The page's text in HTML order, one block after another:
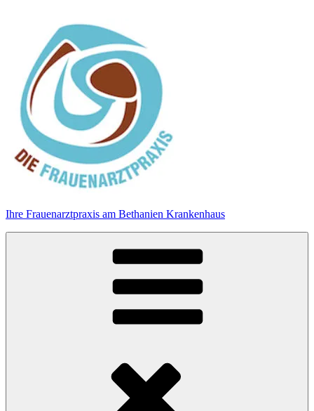
Ihre Frauenarztpraxis am Bethanien Krankenhaus